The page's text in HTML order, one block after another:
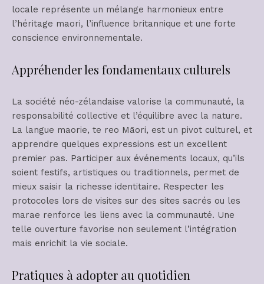
locale représente un mélange harmonieux entre
l’héritage maori, l’influence britannique et une forte
conscience environnementale.
Appréhender les fondamentaux culturels
La société néo-zélandaise valorise la communauté, la
responsabilité collective et l’équilibre avec la nature.
La langue maorie, te reo Māori, est un pivot culturel, et
apprendre quelques expressions est un excellent
premier pas. Participer aux événements locaux, qu’ils
soient festifs, artistiques ou traditionnels, permet de
mieux saisir la richesse identitaire. Respecter les
protocoles lors de visites sur des sites sacrés ou les
marae renforce les liens avec la communauté. Une
telle ouverture favorise non seulement l’intégration
mais enrichit la vie sociale.
Pratiques à adopter au quotidien